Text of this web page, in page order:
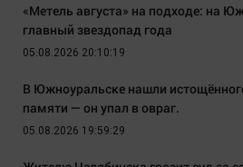
«Метель августа» на подходе: на
главный звездопад года
05.08.2026 20:10:19
В Южноуральске нашли
памяти — он упал в овраг.
05.08.2026 19:59:29